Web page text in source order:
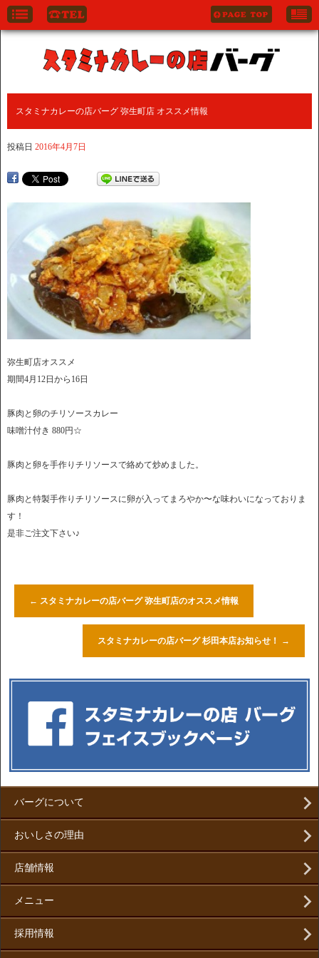
スタミナカレーの店バーグ 弥生町店 オススメ情報
投稿日 2016年4月7日
弥生町店オススメ
期間4月12日から16日
豚肉と卵のチリソースカレー
味噌汁付き 880円☆
豚肉と卵を手作りチリソースで絡めて炒めました。
豚肉と特製手作りチリソースに卵が入ってまろやか〜な味わいになっておりま
す！
是非ご注文下さい♪
← スタミナカレーの店バーグ 弥生町店のオススメ情報
スタミナカレーの店バーグ 杉田本店お知らせ！ →
バーグについて
おいしさの理由
店舗情報
メニュー
採用情報